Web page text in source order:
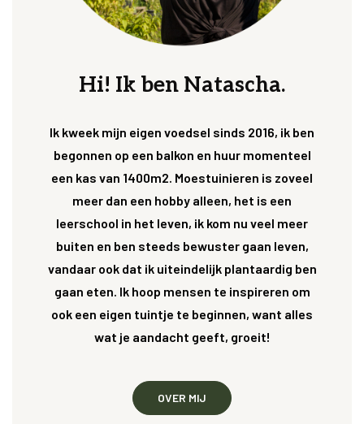
Hi! Ik ben Natascha.
Ik kweek mijn eigen voedsel sinds 2016, ik ben
begonnen op een balkon en huur momenteel
een kas van 1400m2. Moestuinieren is zoveel
meer dan een hobby alleen, het is een
leerschool in het leven, ik kom nu veel meer
buiten en ben steeds bewuster gaan leven,
vandaar ook dat ik uiteindelijk plantaardig ben
gaan eten. Ik hoop mensen te inspireren om
ook een eigen tuintje te beginnen, want alles
wat je aandacht geeft, groeit!
OVER MIJ